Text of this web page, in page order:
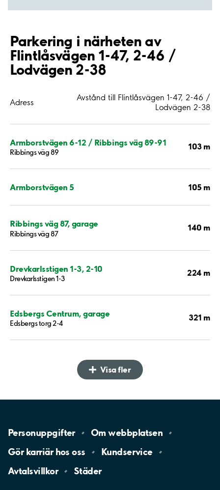
Parkering i närheten av
Flintlåsvägen 1-47, 2-46 /
Lodvägen 2-38
Adress
Avstånd till Flintlåsvägen 1-47, 2-46 /
Lodvägen 2-38
Armborstvägen 6-12 / Ribbings väg 89-91
Ribbings väg 89
103 m
Armborstvägen 5 105 m
Ribbings väg 87, garage
Ribbings väg 87
140 m
Drevkarlsstigen 1-3, 2-10
Drevkarlsstigen 1-3
224 m
Edsbergs Centrum, garage
Edsbergs torg 2-4
321 m
Visa fler
Personuppgifter Omwebbplatsen
Gör karriär hososs
Kundservice
Avtalsvillkor
Städer